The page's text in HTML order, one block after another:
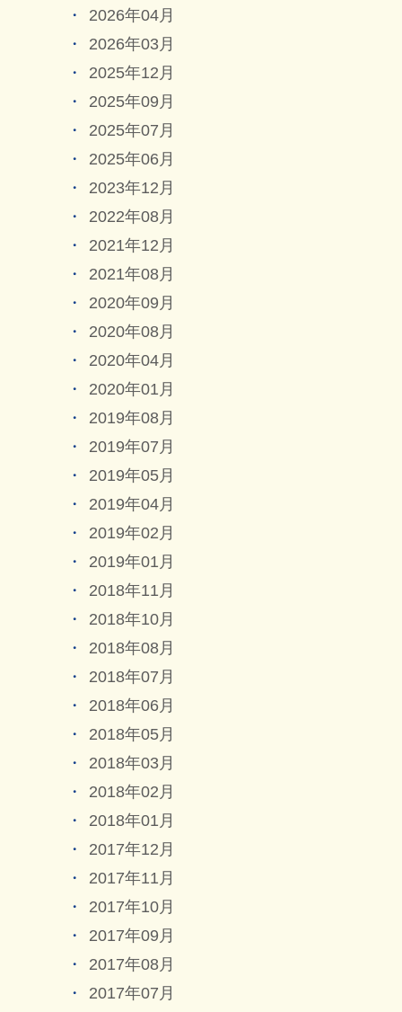
2026年04月
2026年03月
2025年12月
2025年09月
2025年07月
2025年06月
2023年12月
2022年08月
2021年12月
2021年08月
2020年09月
2020年08月
2020年04月
2020年01月
2019年08月
2019年07月
2019年05月
2019年04月
2019年02月
2019年01月
2018年11月
2018年10月
2018年08月
2018年07月
2018年06月
2018年05月
2018年03月
2018年02月
2018年01月
2017年12月
2017年11月
2017年10月
2017年09月
2017年08月
2017年07月